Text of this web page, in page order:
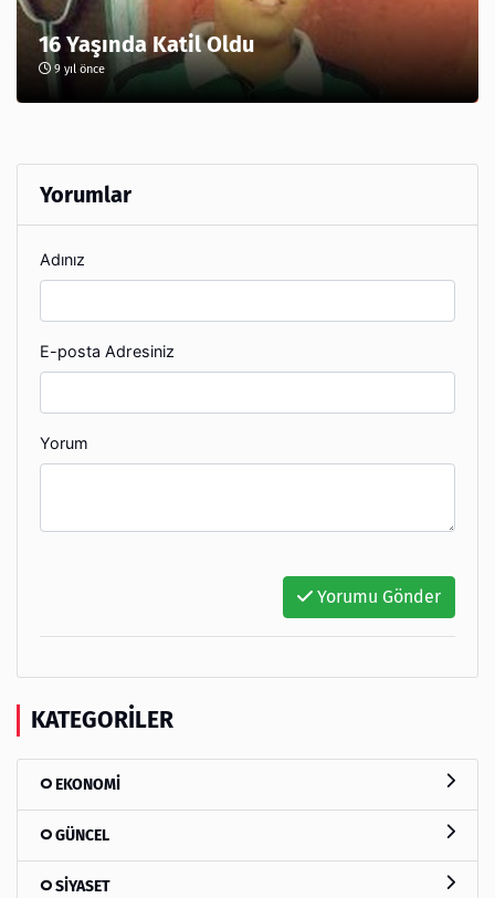
16 Yaşında Katil Oldu
9 yıl önce
Yorumlar
Adınız
E-posta Adresiniz
Yorum
Yorumu Gönder
KATEGORILER
EKONOMİ
GÜNCEL
SİYASET